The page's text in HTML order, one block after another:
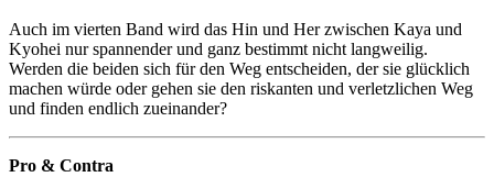
Auch im vierten Band wird das Hin und Her zwischen Kaya und
Kyohei nur spannender und ganz bestimmt nicht langweilig.
Werden die beiden sich für den Weg entscheiden, der sie glücklich
machen würde oder gehen sie den riskanten und verletzlichen Weg
und finden endlich zueinander?
Pro & Contra